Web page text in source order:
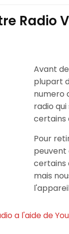
Radio
Avant
plupart
numero
radio
certains
Pour
peuvent
certains
mais
a l'aide de